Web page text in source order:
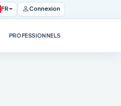
FR Connexion
PROFESSIONNELS